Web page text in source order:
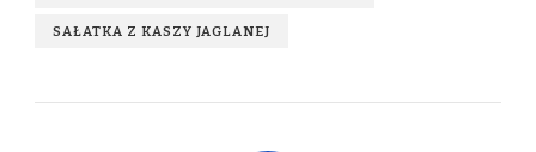
SAŁATKA Z KASZY JAGLANEJ